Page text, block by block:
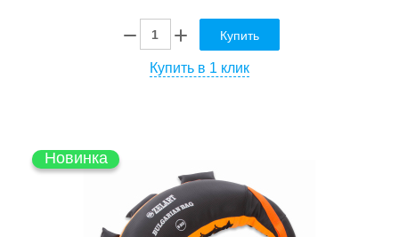
Купить
Купить в 1 клик
Новинка